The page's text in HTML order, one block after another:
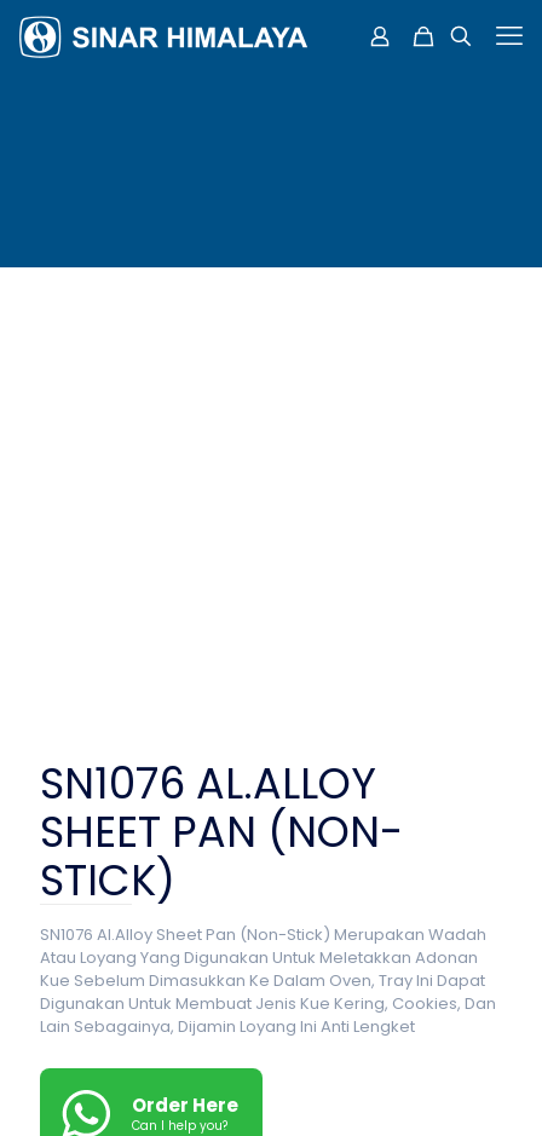
SN1076 AL.ALLOY
SHEET PAN (NON-
STICK)
SN1076 Al.Alloy Sheet Pan (Non-Stick) Merupakan Wadah
Atau Loyang Yang Digunakan Untuk Meletakkan Adonan
Kue Sebelum Dimasukkan Ke Dalam Oven, Tray Ini Dapat
Digunakan Untuk Membuat Jenis Kue Kering, Cookies, Dan
Lain Sebagainya, Dijamin Loyang Ini Anti Lengket
Order Here
Can I help you?